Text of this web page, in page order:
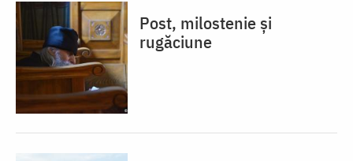
Post, milostenie și
rugăciune